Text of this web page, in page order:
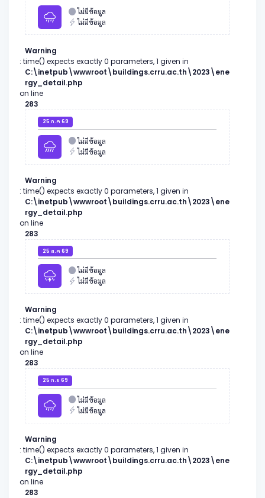
ไม่มีข้อมูล
ไม่มีข้อมูล
Warning
: time() expects exactly 0 parameters, 1 given in
C:\inetpub\wwwroot\buildings.crru.ac.th\2023\ene
rgy_detail.php
on line
283
25 ก.ค 69
ไม่มีข้อมูล
ไม่มีข้อมูล
Warning
: time() expects exactly 0 parameters, 1 given in
C:\inetpub\wwwroot\buildings.crru.ac.th\2023\ene
rgy_detail.php
on line
283
25 ส.ค 69
ไม่มีข้อมูล
ไม่มีข้อมูล
Warning
: time() expects exactly 0 parameters, 1 given in
C:\inetpub\wwwroot\buildings.crru.ac.th\2023\ene
rgy_detail.php
on line
283
25 ก.ย 69
ไม่มีข้อมูล
ไม่มีข้อมูล
Warning
: time() expects exactly 0 parameters, 1 given in
C:\inetpub\wwwroot\buildings.crru.ac.th\2023\ene
rgy_detail.php
on line
283